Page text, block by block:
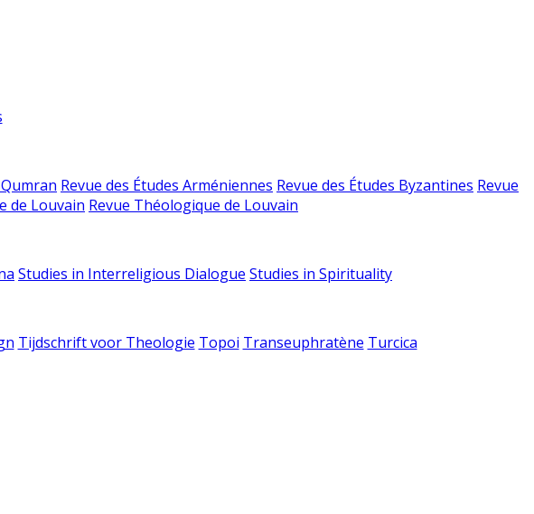
Revue des Études Arméniennes Revue des Études Byzantines Revue
de Louvain Revue Théologique de Louvain
Studies in Interreligious Dialogue Studies in Spirituality
Tijdschrift voor Theologie Topoi Transeuphratène Turcica